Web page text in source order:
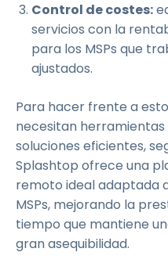
Control de costes:
servicios con la
para los MSPs que
ajustados.
Para hacer frente a
necesitan
soluciones eficientes,
Splashtop ofrece una
remoto ideal adaptada
MSPs, mejorando la
tiempo que mantiene
gran asequibilidad.